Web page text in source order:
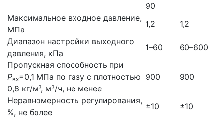
90
Максимальное входное давление,
МПа
1,2
1,2
Диапазон настройки выходного
давления, кПа
1–60
60–600
Пропускная способность при
Рвх=0,1 МПа по газу с плотностью
0,8 кг/м³, м³/ч, не менее
900 900
Неравномерность регулирования,
%, не более
±10
±10